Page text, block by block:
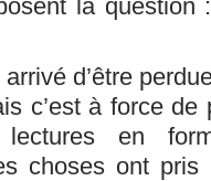
la
arrivé d’être
c’est à force de
en
choses ont pris